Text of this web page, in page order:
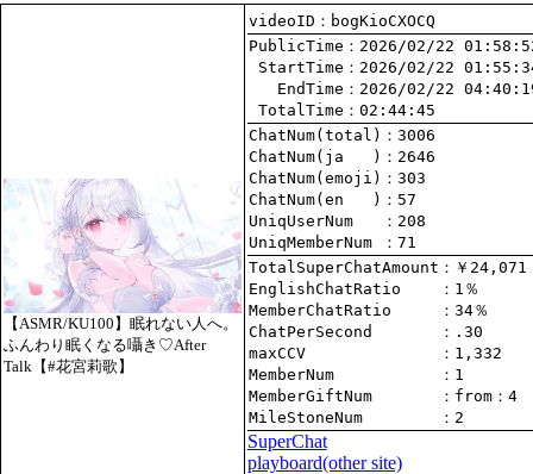
【ASMR/KU100】眠れない人へ。
ふんわり眠くなる囁き♡After
Talk【#花宮莉歌】
videoID：bogKioCXOCQ
PublicTime
StartTime
   EndTime
TotalTime ：02:44:45
ChatNum(total)
ChatNum(ja   )
ChatNum(emoji)
ChatNum(en   )
UniqUserNum
：208
UniqMemberNum
：71
TotalSuperChatAmount
EnglishChatRatio
MemberChatRatio
ChatPerSecond
maxCCV
：1,332
MemberNum
：1
MemberGiftNum
： from ：4
MileStoneNum
：2
SuperChat
playboard(other site)